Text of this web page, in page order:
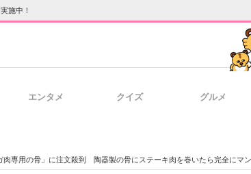
施中！
エンタメ クイズ グルメ
肉専用の骨」に注文殺到 陶器製の骨にステーキ肉を巻いたら完全にマン